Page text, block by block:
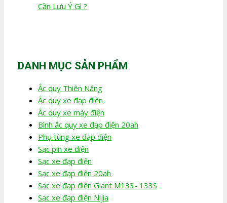
Cần Lưu Ý Gì ?
DANH MỤC SẢN PHẨM
Ắc quy Thiên Năng
Ắc quy xe đạp điện
Ắc quy xe máy điện
Bình ắc quy xe đạp điện 20ah
Phụ tùng xe đạp điện
Sạc pin xe điện
Sạc xe đạp điện
Sạc xe đạp điện 20ah
Sạc xe đạp điện Giant M133- 133S
Sạc xe đạp điện Nijia